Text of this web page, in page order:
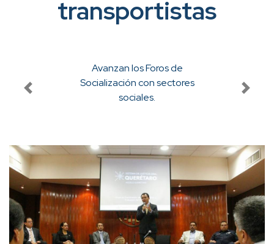
transportistas
Avanzan los Foros de
Socialización con sectores
sociales.